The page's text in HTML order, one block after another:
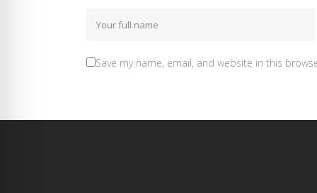
Save my name, email, and website in this